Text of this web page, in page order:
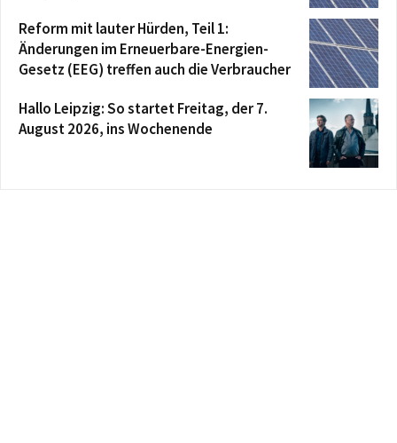
Reform mit lauter Hürden, Teil 1:
Änderungen im Erneuerbare-Energien-
Gesetz (EEG) treffen auch die Verbraucher
Hallo Leipzig: So startet Freitag, der 7.
August 2026, ins Wochenende